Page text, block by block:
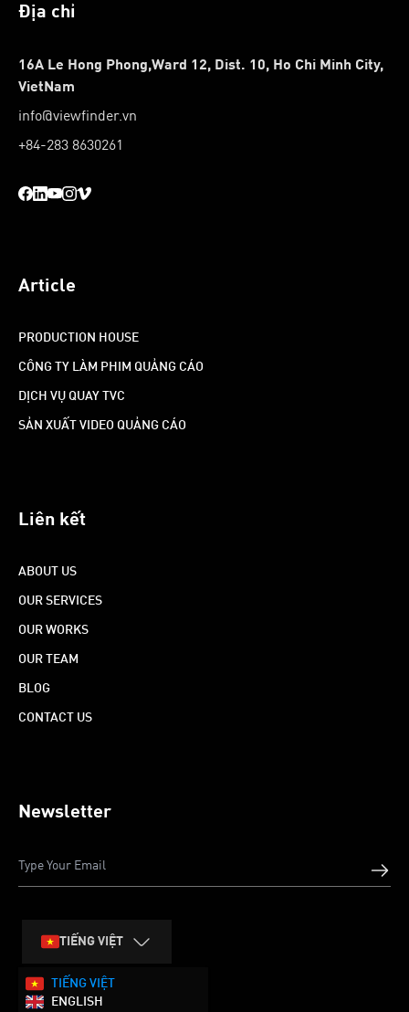
Địa chỉ
16A Le Hong Phong,Ward 12, Dist. 10, Ho Chi Minh City,
VietNam
info@viewfinder.vn
+84-283 8630261
Article
PRODUCTION HOUSE
CÔNG TY LÀM PHIM QUẢNG CÁO
DỊCH VỤ QUAY TVC
SẢN XUẤT VIDEO QUẢNG CÁO
Liên kết
ABOUT US
OUR SERVICES
OUR WORKS
OUR TEAM
BLOG
CONTACT US
Newsletter
TIẾNG VIỆT
TIẾNG VIỆT
ENGLISH